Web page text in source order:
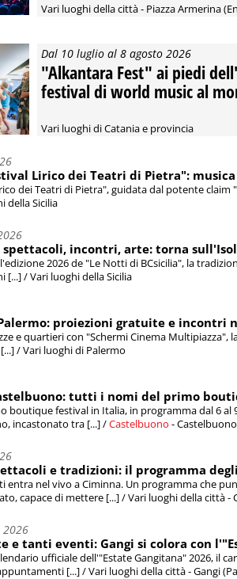
Vari luoghi della città - Piazza Armerina
Dal 10 luglio al 8 agosto 2026
"Alkantara Fest" ai piedi
festival di world music al
Vari luoghi di Catania e provincia
Lirico dei Teatri di Pietra":
dei Teatri di Pietra", guidata dal potente claim
della Sicilia
incontri, arte: torna
2026 de "Le Notti di BCsicilia", la
/ Vari luoghi della Sicilia
proiezioni gratuite e
e quartieri con "Schermi Cinema Multipiazza",
/ Vari luoghi di Palermo
tutti i nomi del primo
boutique festival in Italia, in programma dal 6 al
incastonato tra [...] /Castelbuono -
e tradizioni: il programma
entra nel vivo a Ciminna. Un programma che
capace di mettere [...] / Vari luoghi della città -
2026
e tanti eventi: Gangi si colora con
ufficiale dell'"Estate Gangitana" 2026, il
[...] / Vari luoghi della città - Gangi